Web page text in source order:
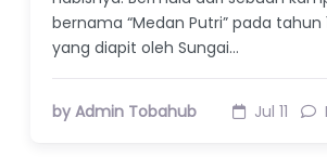
bernama “Medan Putri” pada tahun
yang diapit oleh Sungai…
by Admin Tobahub Jul 11